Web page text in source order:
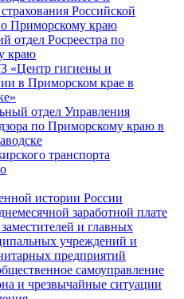
Российской
Приморскому краю
отдел Росреестра по
краю
«Центр гигиены и
в Приморском крае в
отдел Управления
по Приморскому краю в
транспорта
истории России
заработной плате
и главных
учреждений и
предприятий
самоуправление
и чрезвычайные ситуации